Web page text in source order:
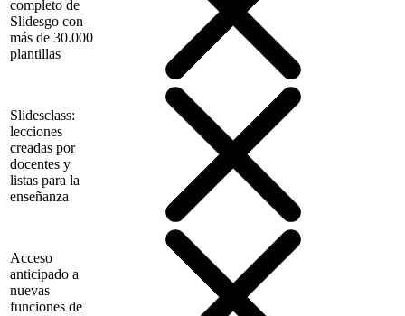
completo de
Slidesgo con
más de 30.000
plantillas
Slidesclass:
lecciones
creadas por
docentes y
listas para la
enseñanza
Acceso
anticipado a
nuevas
funciones de